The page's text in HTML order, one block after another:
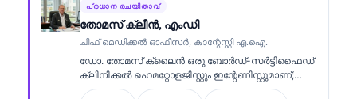
പ്രധാന രചയിതാവ്
തോമസ് ക്ലീൻ, എംഡി
ചീഫ് മെഡിക്കൽ ഓഫീസർ, കാന്റേസ്റ്റി എ.ഐ.
ഡോ. തോമസ് ക്ലൈൻ ഒരു ബോർഡ്-സർട്ടിഫൈഡ്
ക്ലിനിക്കൽ ഹെമറ്റോളജിസ്റ്റും ഇന്റേണിസ്റ്റുമാണ്;
ലബോറട്ടറി മെഡിസിനിൽ 15 വർഷത്തിലധികം